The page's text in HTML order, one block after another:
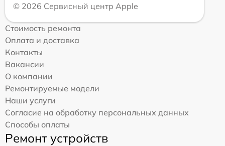
© 2026 Сервисный центр Apple
Стоимость ремонта
Оплата и доставка
Контакты
Вакансии
О компании
Ремонтируемые модели
Наши услуги
Согласие на обработку персональных данных
Способы оплаты
Ремонт устройств